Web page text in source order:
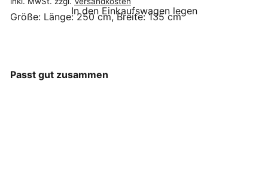
In den Einkaufswagen legen
Größe: Länge: 250 cm, Breite: 135 cm
Passt gut zusammen